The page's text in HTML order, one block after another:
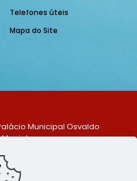
Telefones úteis
Mapa do Site
Palácio Municipal Osvaldo
- PE. CEP: 553370-128
99548-1569